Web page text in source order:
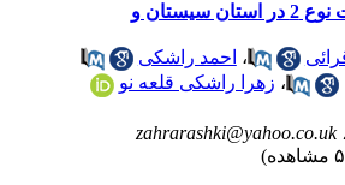
با بیماری دیابت نوع 2 در استان سیستان و
،احمد راشکی
،زهرا راشکی قلعه نو